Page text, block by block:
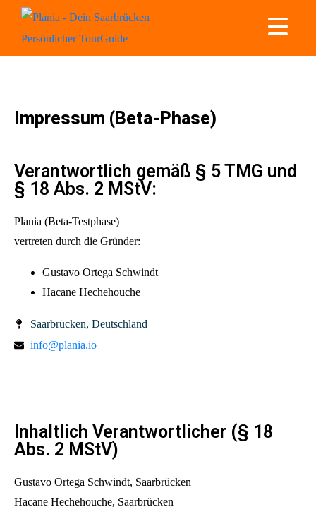
Impressum (Beta-Phase)
Verantwortlich gemäß § 5 TMG und
§ 18 Abs. 2 MStV:
Plania (Beta-Testphase)
vertreten durch die Gründer:
Gustavo Ortega Schwindt
Hacane Hechehouche
Saarbrücken, Deutschland
info@plania.io
Inhaltlich Verantwortlicher (§ 18
Abs. 2 MStV)
Gustavo Ortega Schwindt, Saarbrücken
Hacane Hechehouche, Saarbrücken